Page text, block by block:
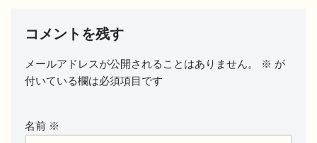
コメントを残す
メールアドレスが公開されることはありません。 ※ が
付いている欄は必須項目です
名前 ※